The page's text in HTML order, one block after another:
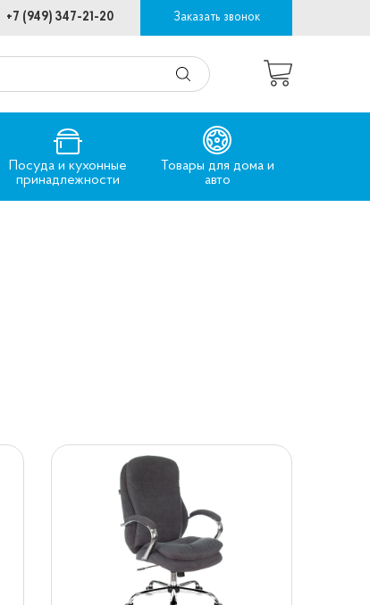
Заказать звонок
+7 (949) 347-21-20
Посуда и кухонные
принадлежности
Товары для дома и
авто